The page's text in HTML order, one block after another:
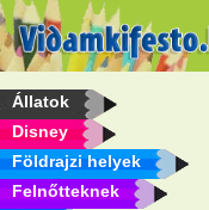
Állatok
Disney
Földrajzi helyek
Felnőtteknek